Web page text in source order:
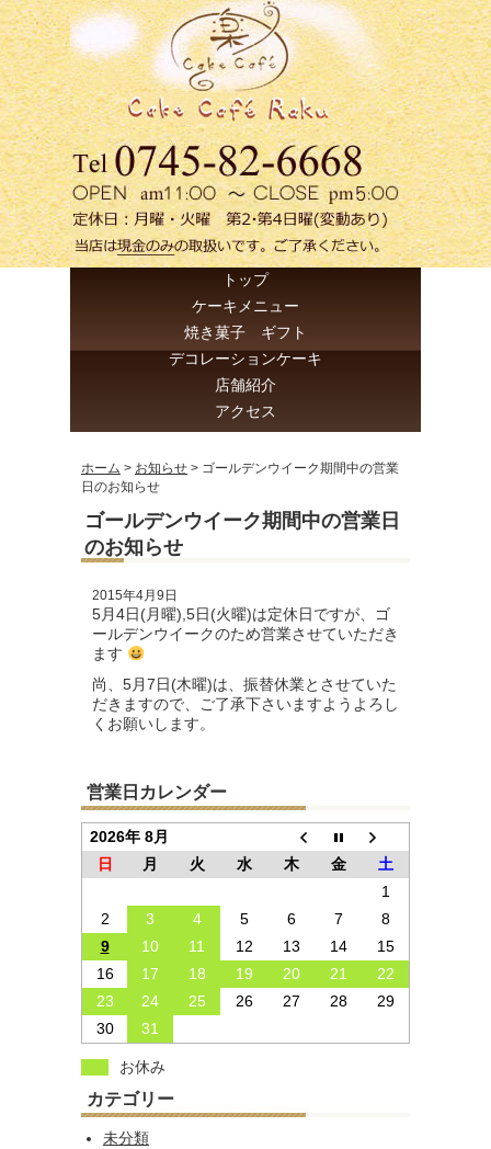
トップ
ケーキメニュー
焼き菓子 ギフト
デコレーションケーキ
店舗紹介
アクセス
ホーム > お知らせ > ゴールデンウイーク期間中の営業
日のお知らせ
ゴールデンウイーク期間中の営業日
のお知らせ
2015年4月9日
5月4日(月曜),5日(火曜)は定休日ですが、ゴ
ールデンウイークのため営業させていただき
ます
尚、5月7日(木曜)は、振替休業とさせていた
だきますので、ご了承下さいますようよろし
くお願いします。
営業日カレンダー
2026年 8月
日
月 火 水 木 金
土
1
2
3 4 5 6 7
8
9
10 11 12 13 14
15
16
17 18 19 20 21
22
23
24 25 26 27 28
29
30
31
お休み
カテゴリー
未分類